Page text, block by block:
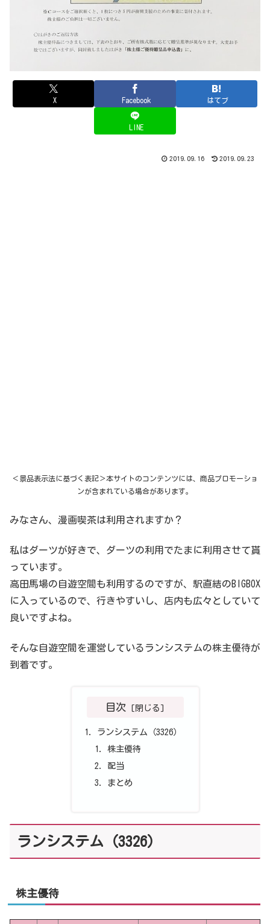
X Facebook はてブ
LINE
2019.09.16 2019.09.23
＜景品表示法に基づく表記＞本サイトのコンテンツには、商品プロモーショ
ンが含まれている場合があります。
みなさん、漫画喫茶は利用されますか？
私はダーツが好きで、ダーツの利用でたまに利用させて貰
っています。
高田馬場の自遊空間も利用するのですが、駅直結のBIGBOX
に入っているので、行きやすいし、店内も広々としていて
良いですよね。
そんな自遊空間を運営しているランシステムの株主優待が
到着です。
目次
ランシステム（3326）
株主優待
配当
まとめ
ランシステム（3326）
株主優待